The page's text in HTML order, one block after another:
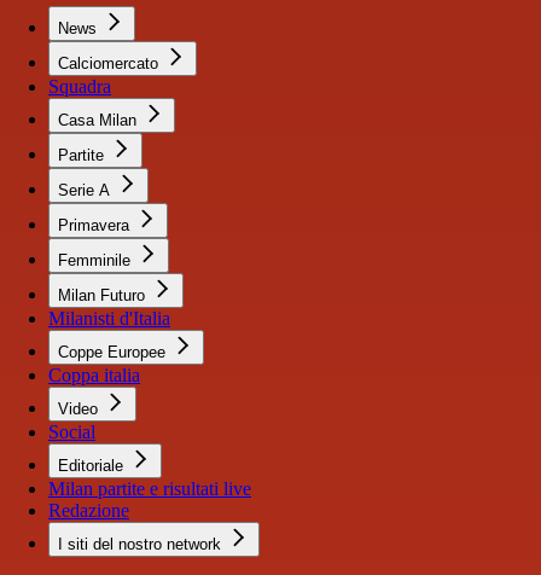
News
Calciomercato
Squadra
Casa Milan
Partite
Serie A
Primavera
Femminile
Milan Futuro
Milanisti d'Italia
Coppe Europee
Coppa italia
Video
Social
Editoriale
Milan partite e risultati live
Redazione
I siti del nostro network